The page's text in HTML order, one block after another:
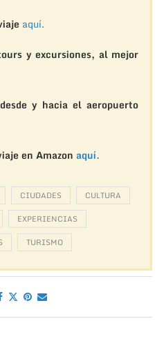
aquí.
y excursiones, al mejor
y hacia el aeropuerto
en Amazon aquí.
CIUDADES
CULTURA
EXPERIENCIAS
TURISMO